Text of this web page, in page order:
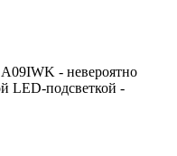
- невероятно
LED-подсветкой -